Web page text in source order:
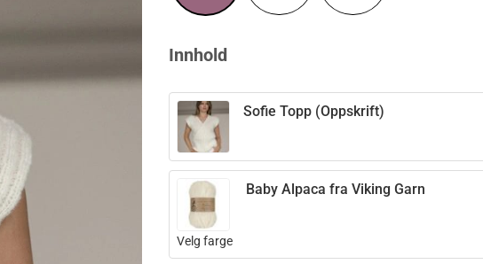
Innhold
Sofie Topp (Oppskrift)
Velg farge
Baby Alpaca fra Viking Garn